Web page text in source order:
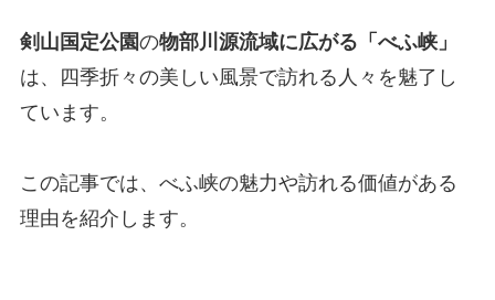
剣山国定公園の物部川源流域に広がる「べふ峡」
は、四季折々の美しい風景で訪れる人々を魅了し
ています。
この記事では、べふ峡の魅力や訪れる価値がある
理由を紹介します。